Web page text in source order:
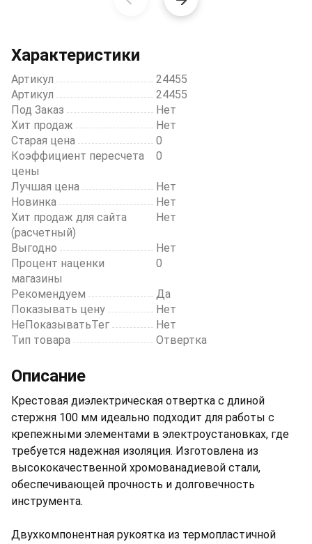
20
Характеристики
Артикул
24455
Артикул
24455
Под Заказ
Нет
Хит продаж
Нет
Старая цена
0
Коэффициент пересчета
цены
0
Лучшая цена
Нет
Новинка
Нет
Хит продаж для сайта
(расчетный)
Нет
Выгодно
Нет
Процент наценки
магазины
0
Рекомендуем
Да
Показывать цену
Нет
НеПоказыватьТег
Нет
Тип товара
Отвертка
Описание
Крестовая диэлектрическая отвертка с длиной
стержня 100 мм идеально подходит для работы с
крепежными элементами в электроустановках, где
требуется надежная изоляция. Изготовлена из
высококачественной хромованадиевой стали,
обеспечивающей прочность и долговечность
инструмента.
Двухкомпонентная рукоятка из термопластичной